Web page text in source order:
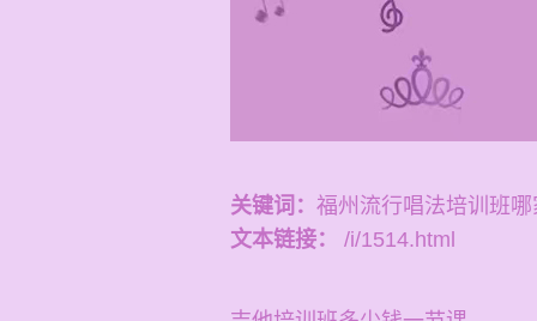
关键词： 福州流行唱法培训班
文本链接：
/i/1514.html